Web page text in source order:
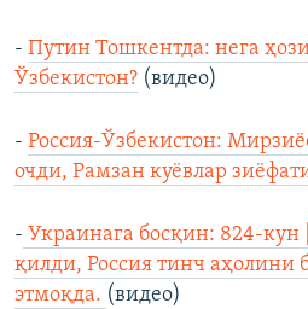
- Путин Тошкентда: нега
Ўзбекистон? (видео)
- Россия-Ўзбекистон:
очди, Рамзан куёвлар
- Украинага босқин: 824-
қилди, Россия тинч аҳолини
этмоқда. (видео)